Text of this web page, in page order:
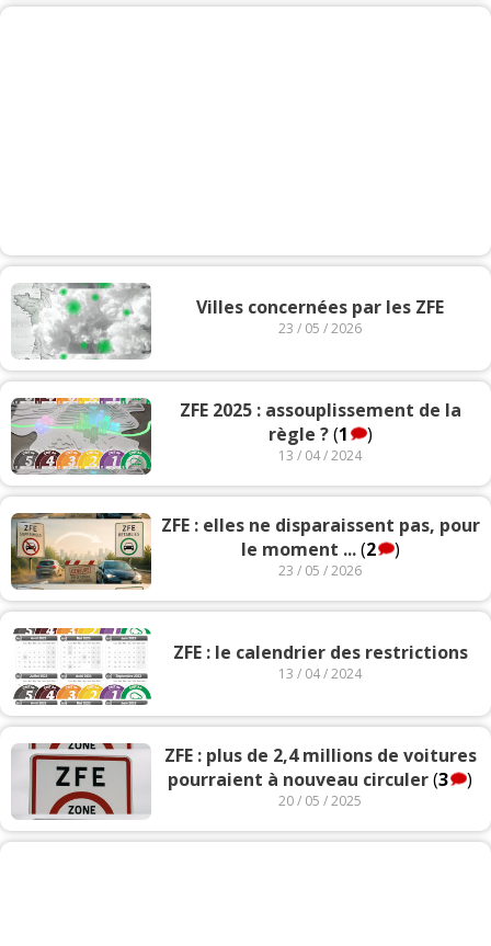
Villes concernées par les ZFE
23 / 05 / 2026
ZFE 2025 : assouplissement de la
règle ?(1 )
13 / 04 / 2024
ZFE : elles ne disparaissent pas, pour
le moment ...(2 )
23 / 05 / 2026
ZFE : le calendrier des restrictions
13 / 04 / 2024
ZFE : plus de 2,4 millions de voitures
pourraient à nouveau circuler(3 )
20 / 05 / 2025